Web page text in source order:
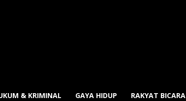
& KRIMINAL GAYA HIDUP RAKYAT BICARA